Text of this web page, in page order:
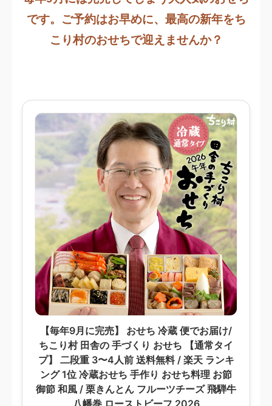
です。ご予約はお早めに、最高の新年をち
こり村のおせちで迎えませんか？
【毎年9月に完売】 おせち 冷蔵 便でお届け/
ちこり村 田舎の 手づくり おせち 【通常タイ
プ】 二段重 3〜4人前 送料無料 / 楽天 ランキ
ング 1位 冷蔵おせち 手作り おせち料理 お節
御節 和風 / 栗きんとん フルーツチーズ 飛騨牛